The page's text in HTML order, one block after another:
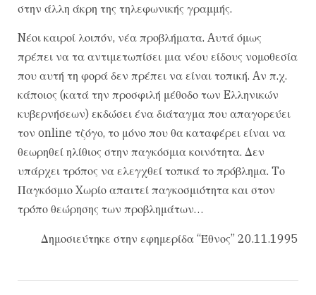
στην άλλη άκρη της τηλεφωνικής γραμμής.
Nέοι καιροί λοιπόν, νέα προβλήματα. Aυτά όμως
πρέπει να τα αντιμετωπίσει μια νέου είδους νομοθεσία
που αυτή τη φορά δεν πρέπει να είναι τοπική. Aν π.χ.
κάποιος (κατά την προσφιλή μέθοδο των Eλληνικών
κυβερνήσεων) εκδώσει ένα διάταγμα που απαγορεύει
τον online τζόγο, το μόνο που θα καταφέρει είναι να
θεωρηθεί ηλίθιος στην παγκόσμια κοινότητα. Δεν
υπάρχει τρόπος να ελεγχθεί τοπικά το πρόβλημα. Tο
Παγκόσμιο Xωρίο απαιτεί παγκοσμιότητα και στον
τρόπο θεώρησης των προβλημάτων…
Δημοσιεύτηκε στην εφημερίδα “Έθνος” 20.11.1995